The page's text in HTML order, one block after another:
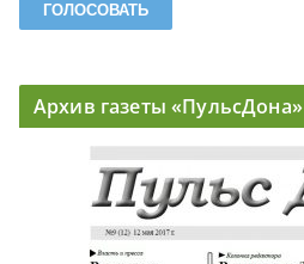
Архив газеты «ПульсДона»